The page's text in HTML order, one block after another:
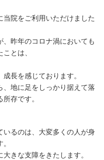
院をご利用いただけました
、昨年のコロナ渦においても
とは、
長を感じております。
地に足をしっかり据えて落
存です。
いるのは、大変多くの人が身
きな支障をきたします。